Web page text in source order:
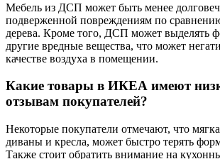
Мебель из ДСП может быть менее
подверженной повреждениям по
дерева. Кроме того, ДСП может выделять
другие вредные вещества, что может
качестве воздуха в помещении.
Какие товары в ИКЕА имеют
отзывам покупателей?
Некоторые покупатели отмечают, что
диваны и кресла, может быстро терять
Также стоит обратить внимание на